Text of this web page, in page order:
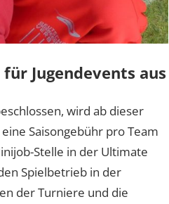
Jugendevents aus
wird ab dieser
Saisongebühr pro Team
Stelle in der Ultimate
Spielbetrieb in der
der Turniere und die